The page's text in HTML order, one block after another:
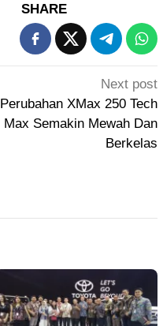
SHARE
Next post
Perubahan XMax 250 Tech
Max Semakin Mewah Dan
Berkelas